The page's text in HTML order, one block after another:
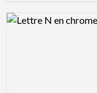
Logo Preview Image